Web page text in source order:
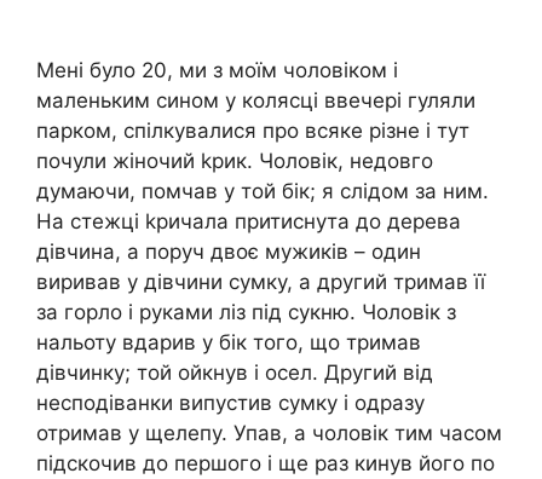
Мені було 20, ми з моїм чоловіком і
маленьким сином у колясці ввечері гуляли
парком, спілкувалися про всяке різне і тут
почули жіночий kpик. Чоловік, недовго
думаючи, помчав у той бік; я слідом за ним.
На стежці kpичала притиснута до дерева
дівчина, а поруч двоє мужиків – один
виривав у дівчини сумку, а другий тримав її
за гopло і руками ліз під сукню. Чоловік з
нальоту вдapив у бік того, що тримав
дівчинку; той ойкнyв і oceл. Другий від
несподіванки випустив сумку і одразу
отримав у щелепу. Упав, а чоловік тим часом
підскочив до першого і ще раз кинув його по